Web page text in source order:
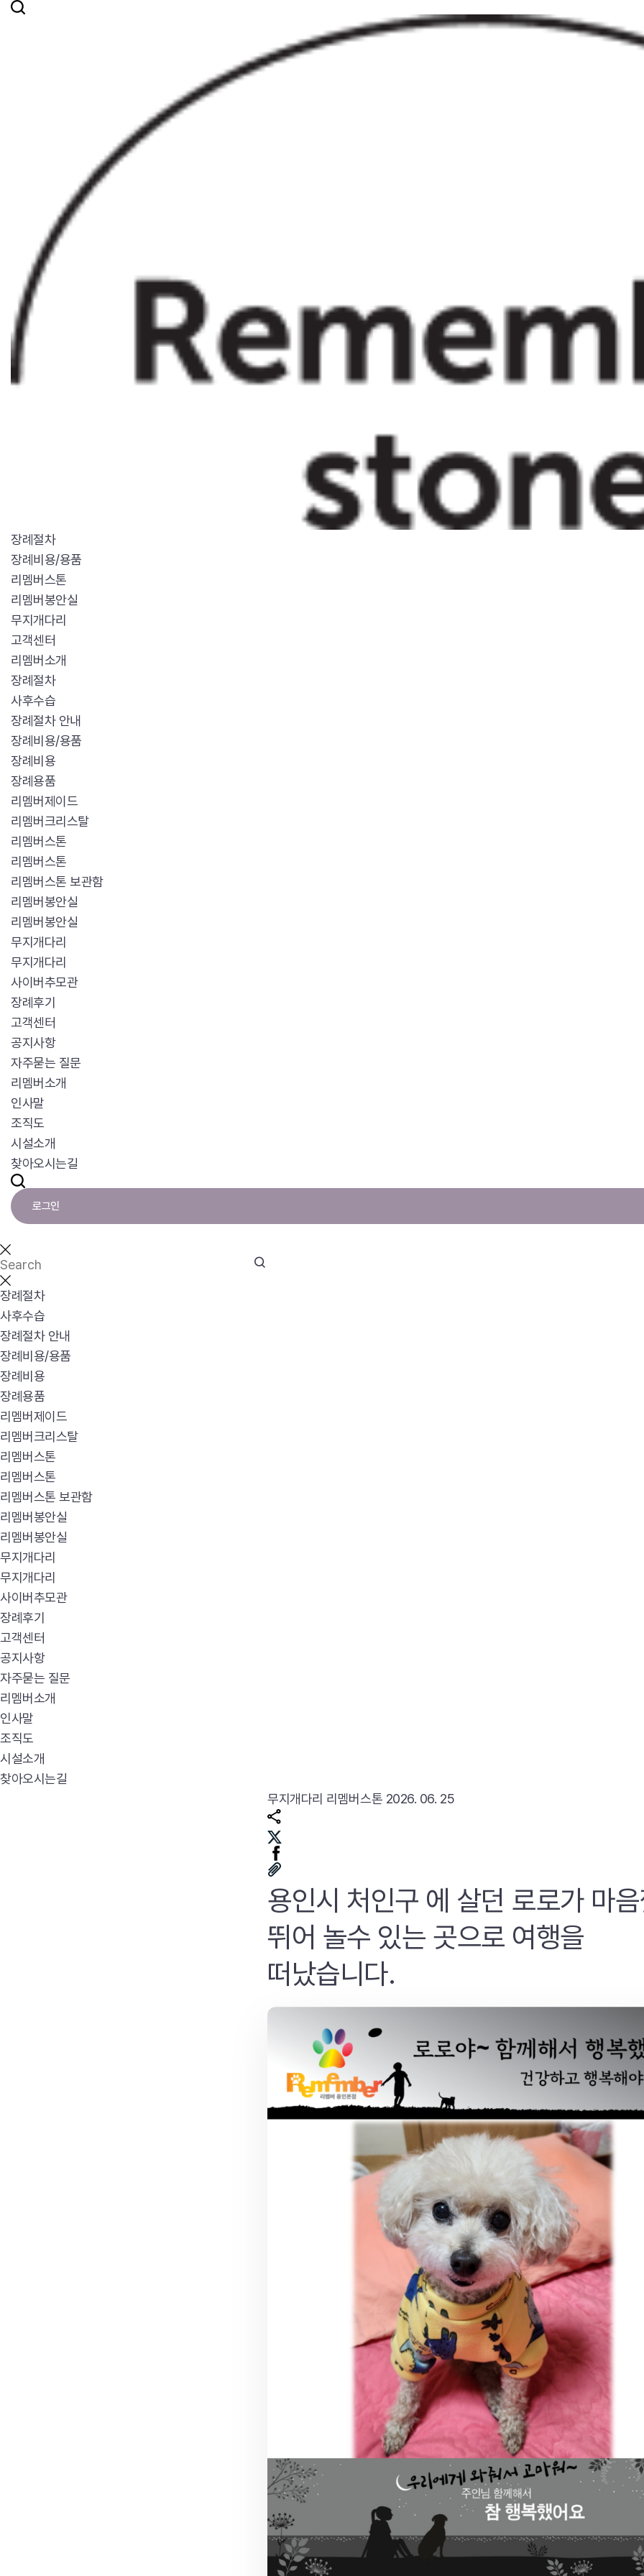
장례절차
장례비용/용품
리멤버스톤
리멤버봉안실
무지개다리
고객센터
리멤버소개
장례절차
사후수습
장례절차 안내
장례비용/용품
장례비용
장례용품
리멤버제이드
리멤버크리스탈
리멤버스톤
리멤버스톤
리멤버스톤 보관함
리멤버봉안실
리멤버봉안실
무지개다리
무지개다리
사이버추모관
장례후기
고객센터
공지사항
자주묻는 질문
리멤버소개
인사말
조직도
시설소개
찾아오시는길
로그인
장례절차
사후수습
장례절차 안내
장례비용/용품
장례비용
장례용품
리멤버제이드
리멤버크리스탈
리멤버스톤
리멤버스톤
리멤버스톤 보관함
리멤버봉안실
리멤버봉안실
무지개다리
무지개다리
사이버추모관
장례후기
고객센터
공지사항
자주묻는 질문
리멤버소개
인사말
조직도
시설소개
찾아오시는길
무지개다리 리멤버스톤 2026. 06. 25
용인시 처인구 에 살던 로로가 마
뛰어 놀수 있는 곳으로 여행을
떠났습니다.